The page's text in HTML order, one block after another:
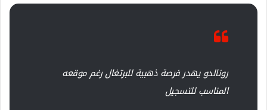
رونالدو يهدر فرصة ذهبية للبرتغال رغم موقعه
المناسب للتسجيل